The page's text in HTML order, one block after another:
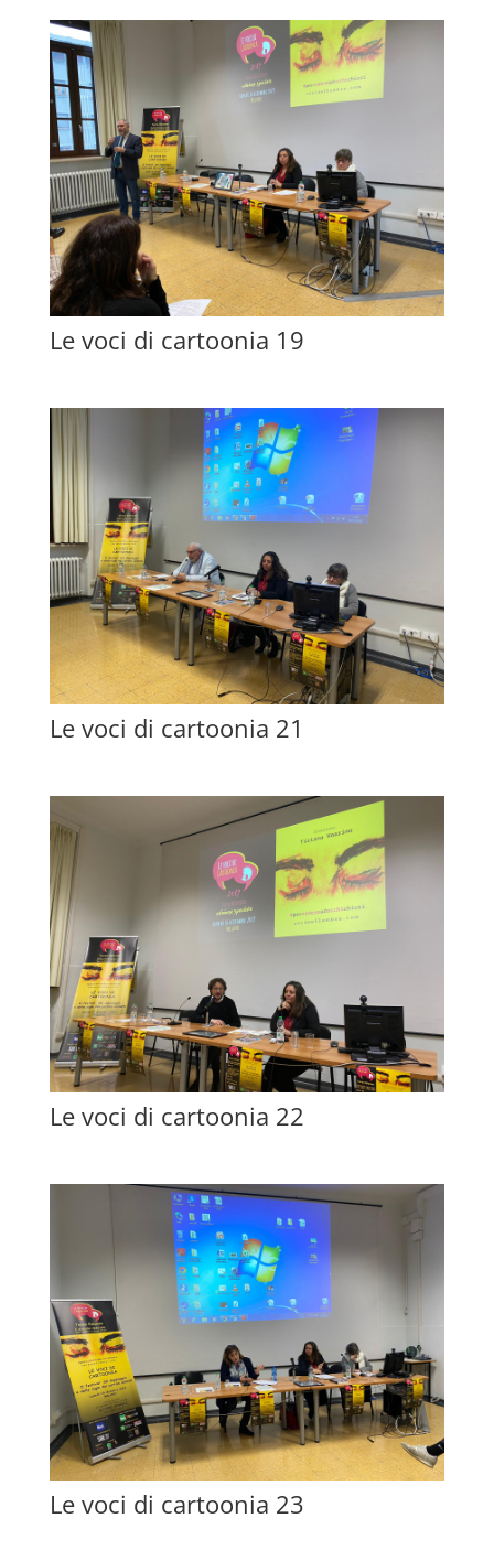
Le voci di cartoonia 19
Le voci di cartoonia 21
Le voci di cartoonia 22
Le voci di cartoonia 23